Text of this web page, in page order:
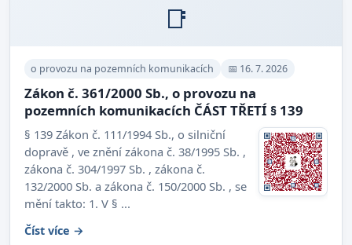
📑
o provozu na pozemních komunikacích 📅 16. 7. 2026
Zákon č. 361/2000 Sb., o provozu na
pozemních komunikacích ČÁST TŘETÍ § 139
§ 139 Zákon č. 111/1994 Sb., o silniční
dopravě , ve znění zákona č. 38/1995 Sb. ,
zákona č. 304/1997 Sb. , zákona č.
132/2000 Sb. a zákona č. 150/2000 Sb. , se
mění takto: 1. V § ...
Číst více →